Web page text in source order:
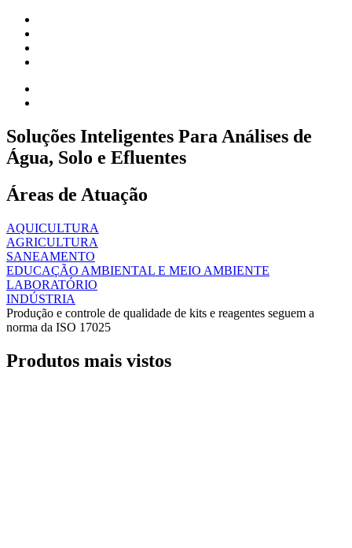
Soluções Inteligentes Para Análises de
Água, Solo e Efluentes
Áreas de Atuação
AQUICULTURA
AGRICULTURA
SANEAMENTO
EDUCAÇÃO AMBIENTAL E MEIO AMBIENTE
LABORATÓRIO
INDÚSTRIA
Produção e controle de qualidade de kits e reagentes seguem a
norma da ISO 17025
Produtos mais vistos